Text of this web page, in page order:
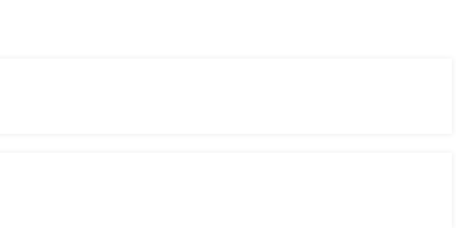
sans complications.
du marché.
des plateformes et des dApps.